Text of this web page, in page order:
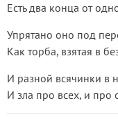
Есть два конца от
Упрятано оно под
Как торба, взятая в
И разной всячинки в
И зла про всех, и про